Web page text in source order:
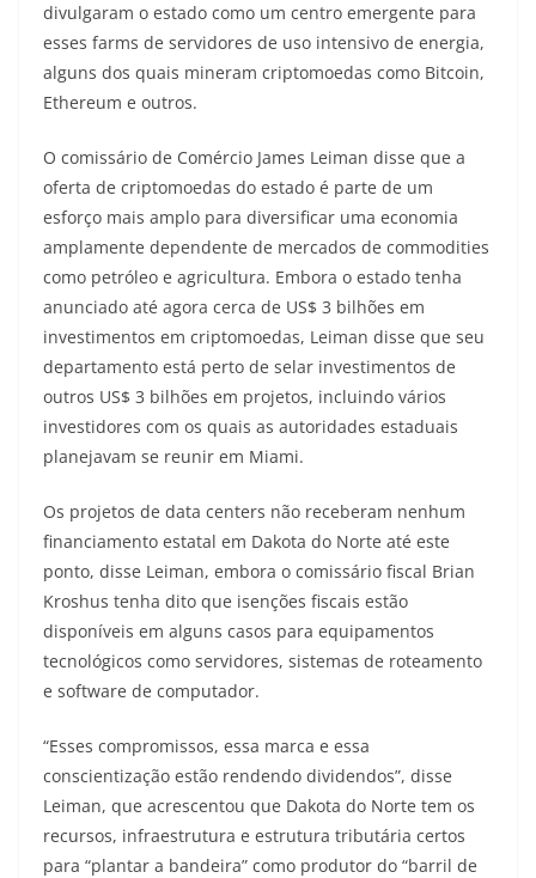
divulgaram o estado como um centro emergente para
esses farms de servidores de uso intensivo de energia,
alguns dos quais mineram criptomoedas como Bitcoin,
Ethereum e outros.
O comissário de Comércio James Leiman disse que a
oferta de criptomoedas do estado é parte de um
esforço mais amplo para diversificar uma economia
amplamente dependente de mercados de commodities
como petróleo e agricultura. Embora o estado tenha
anunciado até agora cerca de US$ 3 bilhões em
investimentos em criptomoedas, Leiman disse que seu
departamento está perto de selar investimentos de
outros US$ 3 bilhões em projetos, incluindo vários
investidores com os quais as autoridades estaduais
planejavam se reunir em Miami.
Os projetos de data centers não receberam nenhum
financiamento estatal em Dakota do Norte até este
ponto, disse Leiman, embora o comissário fiscal Brian
Kroshus tenha dito que isenções fiscais estão
disponíveis em alguns casos para equipamentos
tecnológicos como servidores, sistemas de roteamento
e software de computador.
“Esses compromissos, essa marca e essa
conscientização estão rendendo dividendos”, disse
Leiman, que acrescentou que Dakota do Norte tem os
recursos, infraestrutura e estrutura tributária certos
para “plantar a bandeira” como produtor do “barril de